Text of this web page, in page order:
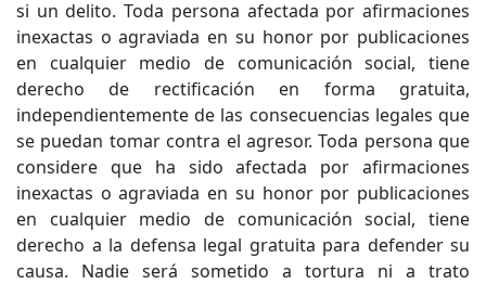
si un delito. Toda persona afectada por afirmaciones
inexactas o agraviada en su honor por publicaciones
en cualquier medio de comunicación social, tiene
derecho de rectificación en forma gratuita,
independientemente de las consecuencias legales que
se puedan tomar contra el agresor. Toda persona que
considere que ha sido afectada por afirmaciones
inexactas o agraviada en su honor por publicaciones
en cualquier medio de comunicación social, tiene
derecho a la defensa legal gratuita para defender su
causa. Nadie será sometido a tortura ni a trato